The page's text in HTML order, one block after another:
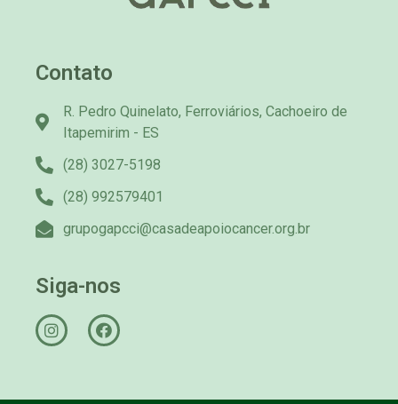
Contato
R. Pedro Quinelato, Ferroviários, Cachoeiro de
Itapemirim - ES
(28) 3027-5198
(28) 992579401
grupogapcci@casadeapoiocancer.org.br
Siga-nos